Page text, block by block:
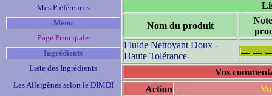
Mes Préférences
Menu
Page Principale
Ingrédients
Liste des Ingrédients
Les Allergènes selon le DIMDI
Nom du produit
Fluide Nettoyant Doux -
Haute Tolérance-
Vos
Action